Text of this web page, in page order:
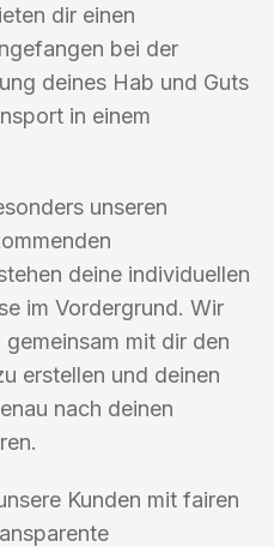
dir einen
bei der
deines Hab und Guts
in einem
unseren
deine individuellen
im Vordergrund. Wir
mit dir den
erstellen und deinen
nach deinen
Kunden mit fairen